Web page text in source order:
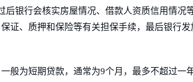
银行会核实房屋情况、借款人资质信用情况
证、质押和保险等有关担保手续，最后银行
般为短期贷款，通常为9个月，最多不超过一